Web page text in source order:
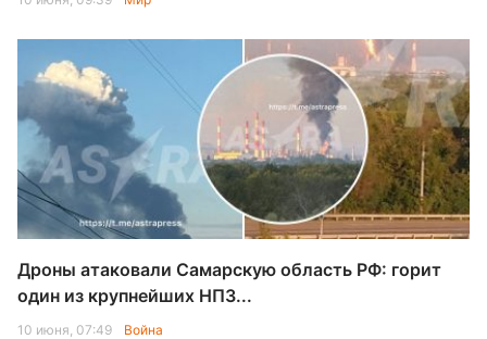
Дроны атаковали Самарскую область РФ: горит
один из крупнейших НПЗ...
10 июня, 07:49 Война